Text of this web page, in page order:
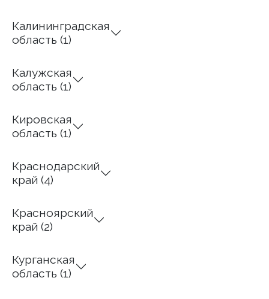
Калининградская
область (1)
Калужская
область (1)
Кировская
область (1)
Краснодарский
край (4)
Красноярский
край (2)
Курганская
область (1)